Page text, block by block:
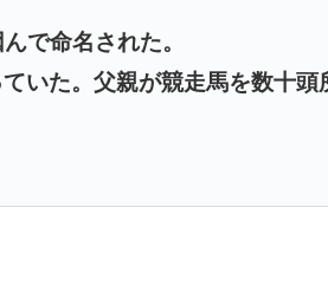
で命名された。
いた。父親が競走馬を数十頭